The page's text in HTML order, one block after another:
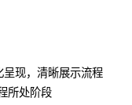
呈现，清晰展示流程
所处阶段